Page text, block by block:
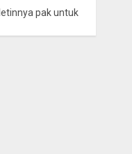
pak untuk